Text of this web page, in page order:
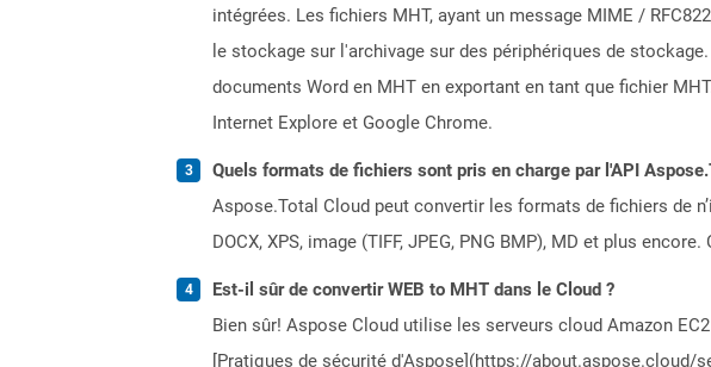
intégrées. Les fichiers MHT, ayant un message MIME /
le stockage sur l'archivage sur des périphériques de
documents Word en MHT en exportant en tant que fichier
Internet Explore et Google Chrome.
Quels formats de fichiers sont pris en charge par l'API
Aspose.Total Cloud peut convertir les formats de fichiers de
DOCX, XPS, image (TIFF, JPEG, PNG BMP), MD et plus
Est-il sûr de convertir WEB to MHT dans le Cloud ?
Bien sûr! Aspose Cloud utilise les serveurs cloud Amazon
[Pratiques de sécurité d'Aspose](https://about.aspose.cloud/